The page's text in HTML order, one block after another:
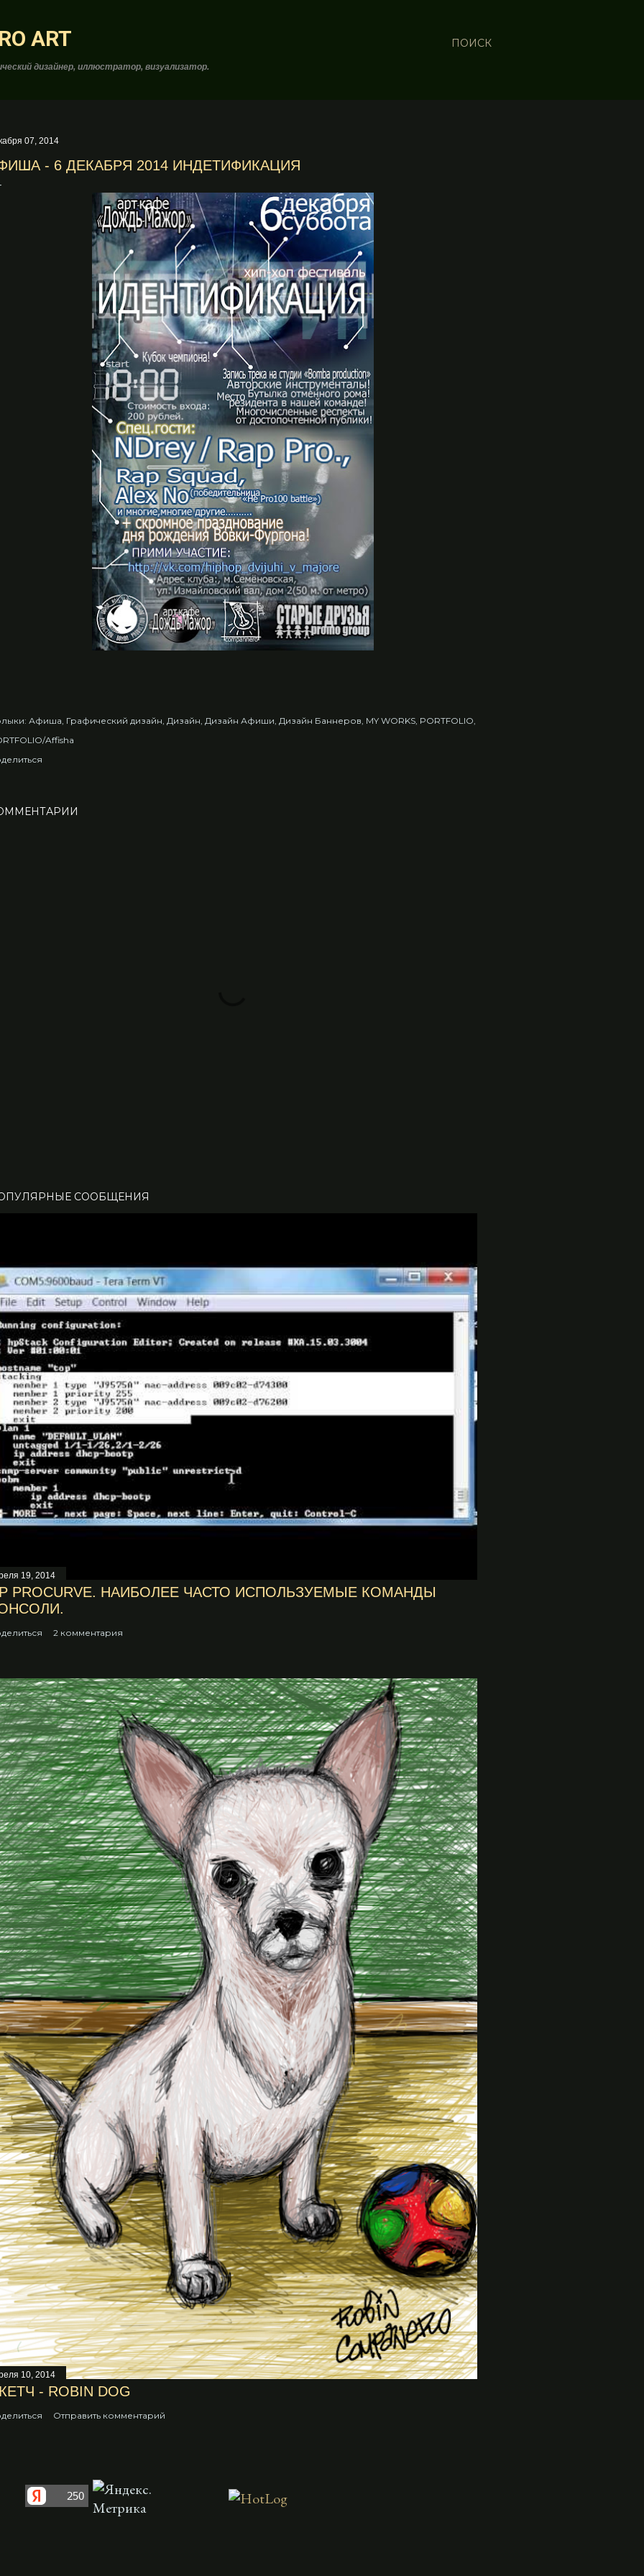
ПОИСК
ART
дизайнер, иллюстратор, визуализатор.
07, 2014
- 6 ДЕКАБРЯ 2014 ИНДЕТИФИКАЦИЯ
Афиша Графический дизайн Дизайн Дизайн Афиши Дизайн Баннеров MY WORKS PORTFOLIO
Affisha
СООБЩЕНИЯ
19, 2014
PROCURVE. НАИБОЛЕЕ ЧАСТО ИСПОЛЬЗУЕМЫЕ КОМАНДЫ
2 комментария
10, 2014
- ROBIN DOG
Отправить комментарий